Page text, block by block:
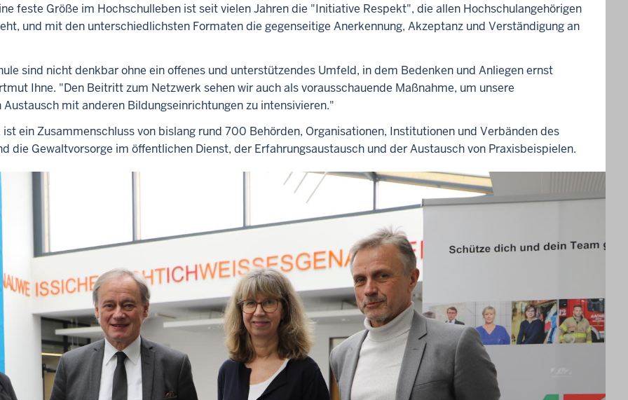
feste Größe im Hochschulleben ist seit vielen Jahren die "Initiative Respekt", die allen Hochschulangehörigen
und mit den unterschiedlichsten Formaten die gegenseitige Anerkennung, Akzeptanz und Verständigung an
sind nicht denkbar ohne ein offenes und unterstützendes Umfeld, in dem Bedenken und Anliegen ernst
Ihne. "Den Beitritt zum Netzwerk sehen wir auch als vorausschauende Maßnahme, um unsere
mit anderen Bildungseinrichtungen zu intensivieren."
ein Zusammenschluss von bislang rund 700 Behörden, Organisationen, Institutionen und Verbänden des
die Gewaltvorsorge im öffentlichen Dienst, der Erfahrungsaustausch und der Austausch von Praxisbeispielen.